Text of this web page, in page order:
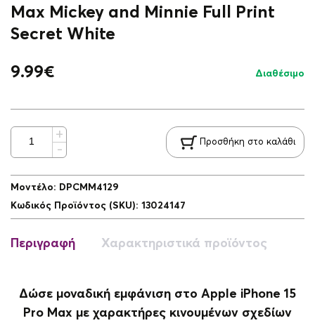
Max Mickey and Minnie Full Print
Secret White
9.99€ Διαθέσιμο
Προσθήκη στο καλάθι
Μοντέλο: DPCMM4129
Κωδικός Προϊόντος (SKU): 13024147
Περιγραφή Χαρακτηριστικά προϊόντος
Δώσε μοναδική εμφάνιση στο Apple iPhone 15
Pro Max με χαρακτήρες κινουμένων σχεδίων